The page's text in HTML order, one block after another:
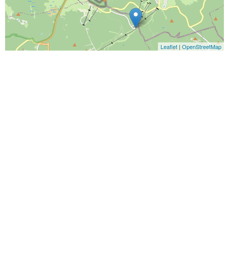
Leaflet | OpenStreetMap